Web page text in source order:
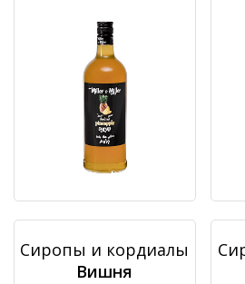
Сиропы и кордиалы
Вишня